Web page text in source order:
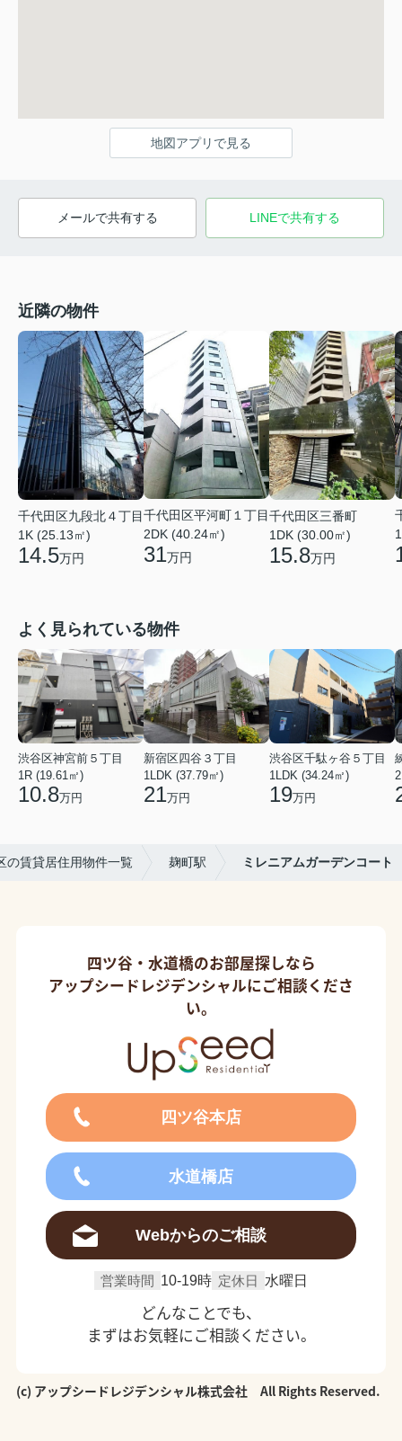
地図アプリで見る
メールで共有する LINEで共有する
近隣の物件
千代田区九段北４丁目
1K (25.13㎡)
14.5万円
千代田区平河町１丁目
2DK (40.24㎡)
31万円
千代田区三番町
1DK (30.00㎡)
15.8万円
よく見られている物件
渋谷区神宮前５丁目
1R (19.61㎡)
10.8万円
新宿区四谷３丁目
1LDK (37.79㎡)
21万円
渋谷区千駄ヶ谷５丁目
1LDK (34.24㎡)
19万円
の賃貸居住用物件一覧 麹町駅 ミレニアムガーデンコート
四ツ谷・水道橋のお部屋探しなら
アップシードレジデンシャルにご相談くださ
い。
四ツ谷本店
水道橋店
Webからのご相談
営業時間 10-19時 定休日 水曜日
どんなことでも、
まずはお気軽にご相談ください。
(c) アップシードレジデンシャル株式会社 All Rights Reserved.